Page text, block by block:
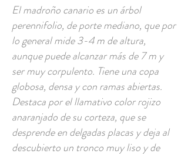
El madroño canario es un árbol
perennifolio, de porte mediano, que por
lo general mide 3-4 m de altura,
aunque puede alcanzar más de 7 m y
ser muy corpulento. Tiene una copa
globosa, densa y con ramas abiertas.
Destaca por el llamativo color rojizo
anaranjado de su corteza, que se
desprende en delgadas placas y deja al
descubierto un tronco muy liso y de